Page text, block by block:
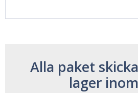
Alla paket
lager